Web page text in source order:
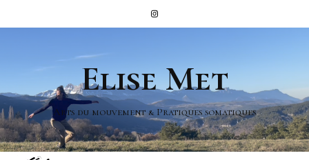
Elise Met
Arts du mouvement & Pratiques somatiques